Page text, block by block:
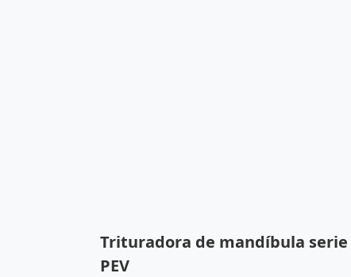
Trituradora de mandíbula serie
PEV